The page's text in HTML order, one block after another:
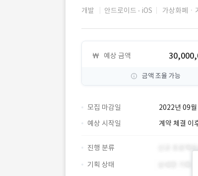
개발 안드로이드 iOS 가상화폐ㆍ
예상 금액
금액 조율 가능
모집 마감일 2022년 09월
예상 시작일 계약 체결 이
진행 분류
기획 상태